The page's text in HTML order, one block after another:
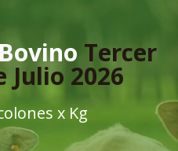
Tercer
Julio 2026
x Kg